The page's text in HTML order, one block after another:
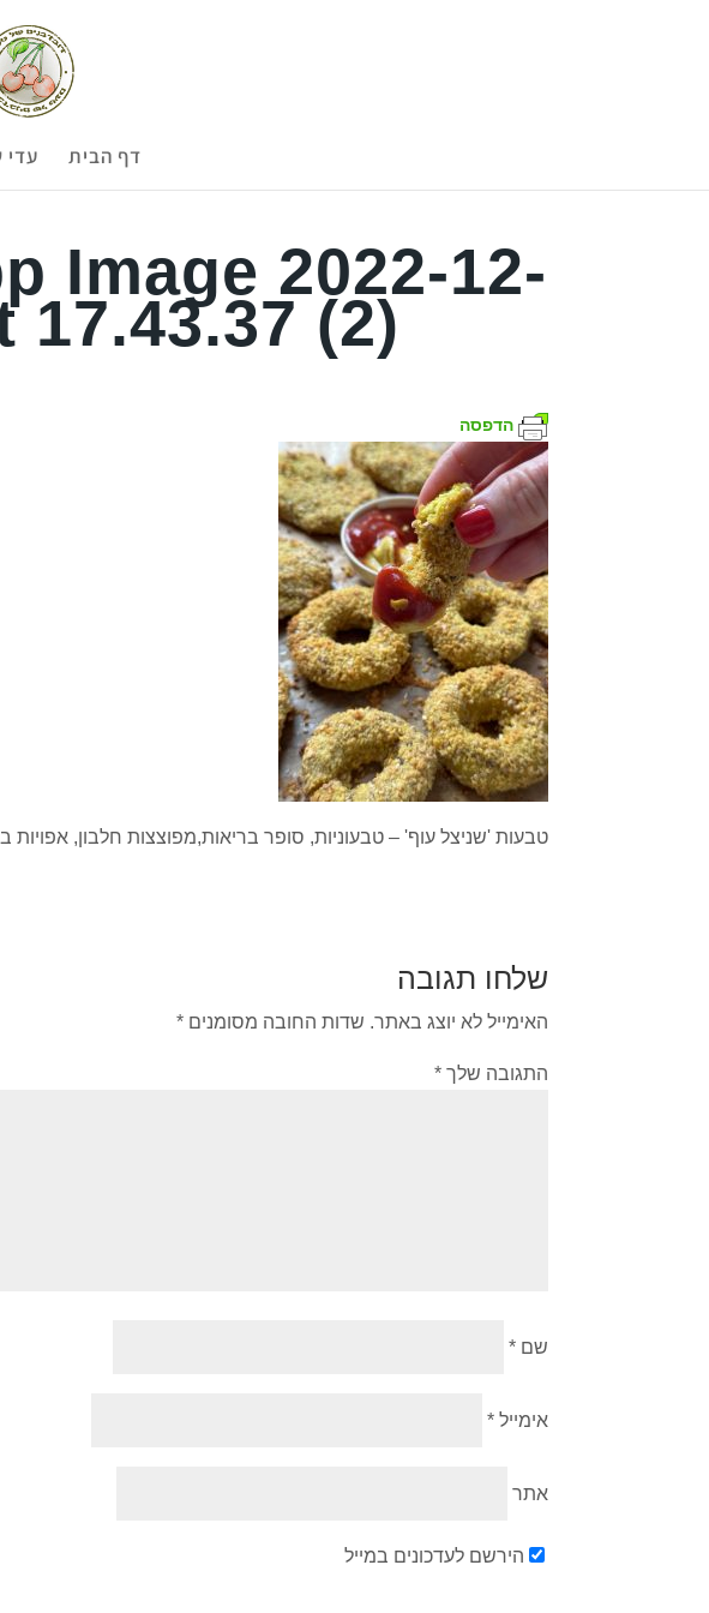
דף הבית עדי
Image 2022-12-
17.43.37 (2)
הדפסה
טבעות 'שניצל עוף' – טבעוניות, סופר בריאות,מפוצצות חלבון, אפויות
שלחו תגובה
האימייל לא יוצג באתר. שדות החובה מסומנים*
התגובה שלך*
שם*
אימייל*
אתר
הירשם לעדכונים במייל